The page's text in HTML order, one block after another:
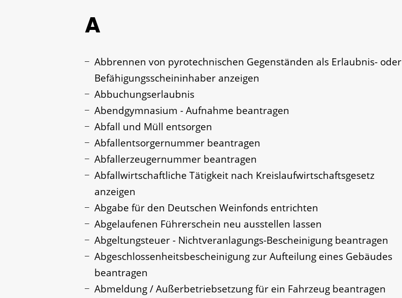
A
Abbrennen von pyrotechnischen Gegenständen als Erlaubnis- oder
Befähigungsscheininhaber anzeigen
Abbuchungserlaubnis
Abendgymnasium - Aufnahme beantragen
Abfall und Müll entsorgen
Abfallentsorgernummer beantragen
Abfallerzeugernummer beantragen
Abfallwirtschaftliche Tätigkeit nach Kreislaufwirtschaftsgesetz
anzeigen
Abgabe für den Deutschen Weinfonds entrichten
Abgelaufenen Führerschein neu ausstellen lassen
Abgeltungsteuer - Nichtveranlagungs-Bescheinigung beantragen
Abgeschlossenheitsbescheinigung zur Aufteilung eines Gebäudes
beantragen
Abmeldung / Außerbetriebsetzung für ein Fahrzeug beantragen